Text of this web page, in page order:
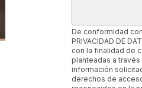
De conformidad con
PRIVACIDAD DE
con la finalidad de
planteadas a
información
derechos de